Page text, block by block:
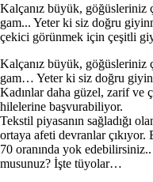
Kalçanız büyük, göğüsleriniz
gam... Yeter ki siz doğ­ru
çekici görünmek için çeşitli
Kalçanız büyük, göğüsleriniz
gam… Yeter ki siz doğ­ru
Kadınlar daha güzel, zarif
hilelerine başvurabiliyor.
Tekstil piyasanın sağladığı
ortaya afeti devranlar
70 oranında yok
musunuz? İşte tüyolar…